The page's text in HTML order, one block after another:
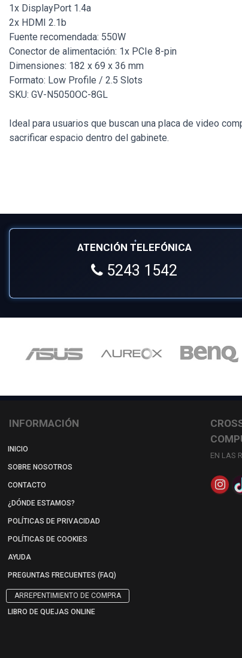
1x DisplayPort 1.4a
2x HDMI 2.1b
Fuente recomendada: 550W
Conector de alimentación: 1x PCIe 8-pin
Dimensiones: 182 x 69 x 36 mm
Formato: Low Profile / 2.5 Slots
SKU: GV-N5050OC-8GL
Ideal para usuarios que buscan una placa de video
sacrificar espacio dentro del gabinete.
ATENCIÓN TELEFÓNICA
5243 1542
INFORMACIÓN
INICIO
SOBRE NOSOTROS
CONTACTO
¿DÓNDE ESTAMOS?
POLÍTICAS DE PRIVACIDAD
POLÍTICAS DE COOKIES
AYUDA
PREGUNTAS FRECUENTES (FAQ)
ARREPENTIMIENTO DE COMPRA
LIBRO DE QUEJAS ONLINE
EN LAS